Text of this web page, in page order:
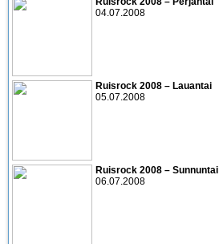
04.07.2008
Ruisrock 2008 – Lauantai
05.07.2008
Ruisrock 2008 – Sunnuntai
06.07.2008